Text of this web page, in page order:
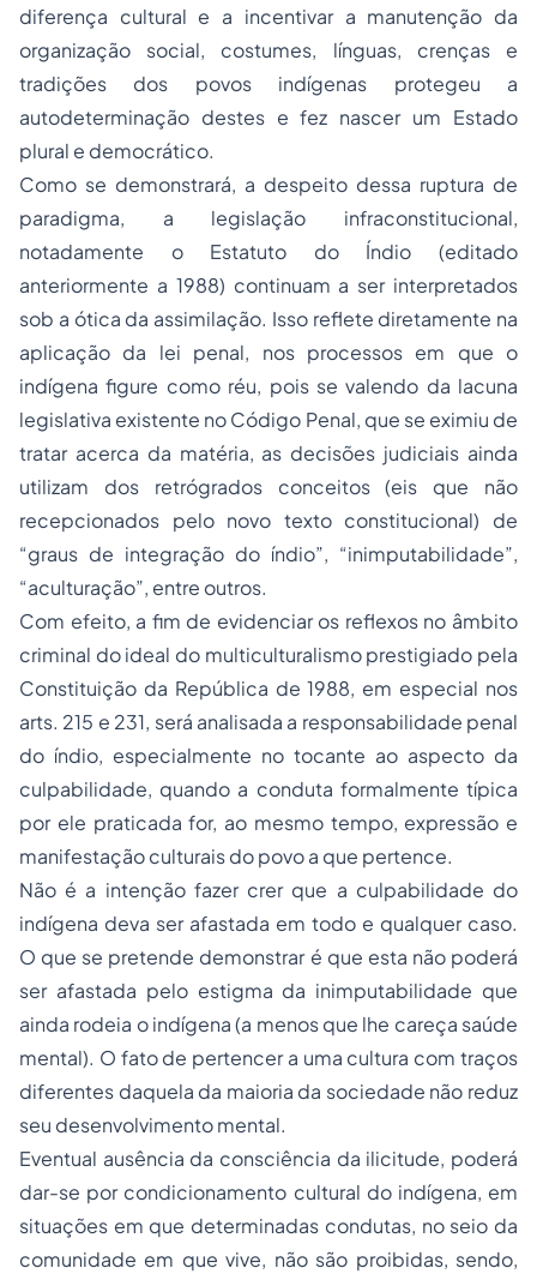
diferença cultural e a incentivar a manutenção da
organização social, costumes, línguas, crenças e
tradições dos povos indígenas protegeu a
autodeterminação destes e fez nascer um Estado
plural e democrático.
Como se demonstrará, a despeito dessa ruptura de
paradigma, a legislação infraconstitucional,
notadamente o Estatuto do Índio (editado
anteriormente a 1988) continuam a ser interpretados
sob a ótica da assimilação. Isso reflete diretamente na
aplicação da lei penal, nos processos em que o
indígena figure como réu, pois se valendo da lacuna
legislativa existente no Código Penal, que se eximiu de
tratar acerca da matéria, as decisões judiciais ainda
utilizam dos retrógrados conceitos (eis que não
recepcionados pelo novo texto constitucional) de
“graus de integração do índio”, “inimputabilidade”,
“aculturação”, entre outros.
Com efeito, a fim de evidenciar os reflexos no âmbito
criminal do ideal do multiculturalismo prestigiado pela
Constituição da República de 1988, em especial nos
arts. 215 e 231, será analisada a responsabilidade penal
do índio, especialmente no tocante ao aspecto da
culpabilidade, quando a conduta formalmente típica
por ele praticada for, ao mesmo tempo, expressão e
manifestação culturais do povo a que pertence.
Não é a intenção fazer crer que a culpabilidade do
indígena deva ser afastada em todo e qualquer caso.
O que se pretende demonstrar é que esta não poderá
ser afastada pelo estigma da inimputabilidade que
ainda rodeia o indígena (a menos que lhe careça saúde
mental). O fato de pertencer a uma cultura com traços
diferentes daquela da maioria da sociedade não reduz
seu desenvolvimento mental.
Eventual ausência da consciência da ilicitude, poderá
dar-se por condicionamento cultural do indígena, em
situações em que determinadas condutas, no seio da
comunidade em que vive, não são proibidas, sendo,